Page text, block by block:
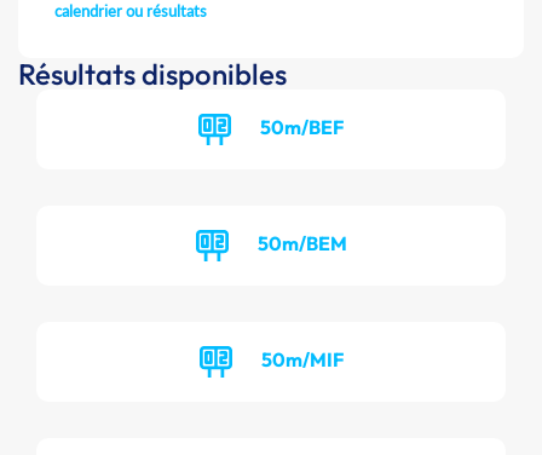
calendrier ou résultats
Résultats disponibles
50m/BEF
50m/BEM
50m/MIF